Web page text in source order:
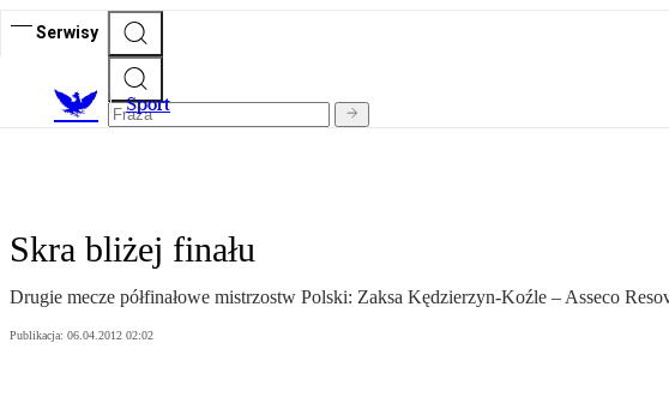
Serwisy
Sport
Skra bliżej finału
Drugie mecze półfinałowe mistrzostw Polski: Zaksa Kędzierzyn-Koźle – Asseco
Publikacja: 06.04.2012 02:02